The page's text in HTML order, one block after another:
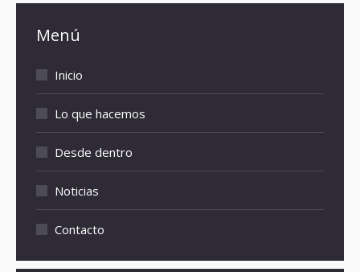
Menú
Inicio
Lo que hacemos
Desde dentro
Noticias
Contacto